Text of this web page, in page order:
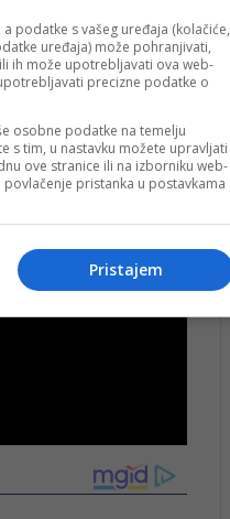
podatke s vašeg uređaja (kolačiće,
uređaja) može pohranjivati,
ih može upotrebljavati ova web-
precizne podatke o
osobne podatke na temelju
s tim, u nastavku možete upravljati
ove stranice ili na izborniku web-
pristanka u postavkama
Pristajem